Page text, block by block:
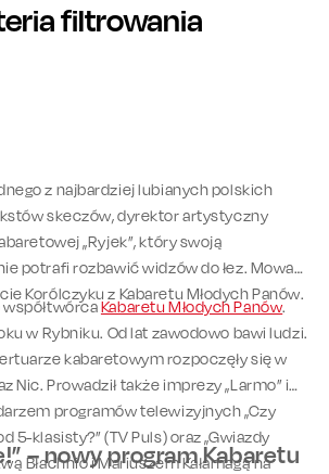
filtrowania
z najbardziej lubianych polskich
skeczów, dyrektor artystyczny
„Ryjek”, który swoją
potrafi rozbawić widzów do łez. Mowa
Korólczyku z Kabaretu Młodych Panów.
Kabaretu Młodych Panów.
w Rybniku. Od lat zawodowo bawi ludzi.
kabaretowym rozpoczęły się w
Nic. Prowadził także imprezy „Larmo” i
programów telewizyjnych „Czy
5-klasisty?” (TV Puls) oraz „Gwiazdy
Błachnio i Mariuszem Kałamagą na
– nowy program Kabaretu